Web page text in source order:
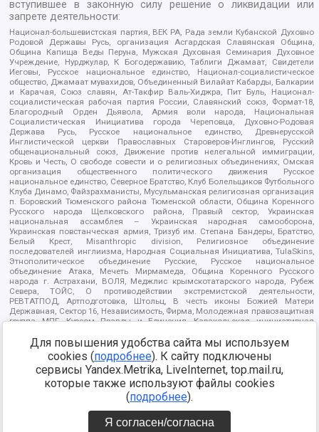
вступившее в законную силу решение о ликвидации или
запрете деятельности:
Национал-большевистская партия, ВЕК РА, Рада земли Кубанской Духовно
Родовой Державы Русь, организация Асгардская Славянская Община,
Община Капища Веды Перуна, Мужская Духовная Семинария Духовное
Учреждение, Нурджулар, К Богодержавию, Таблиги Джамаат, Свидетели
Иеговы, Русское национальное единство, Национал-социалистическое
общество, Джамаат мувахидов, Объединенный Вилайат Кабарды, Балкарии
и Карачая, Союз славян, Ат-Такфир Валь-Хиджра, Пит Буль, Национал-
социалистическая рабочая партия России, Славянский союз, Формат-18,
Благородный Орден Дьявола, Армия воли народа, Национальная
Социалистическая Инициатива города Череповца, Духовно-Родовая
Держава Русь, Русское национальное единство, Древнерусской
Инглистической церкви Православных Староверов-Инглингов, Русский
общенациональный союз, Движение против нелегальной иммиграции,
Кровь и Честь, О свободе совести и о религиозных объединениях, Омская
организация общественного политического движения Русское
национальное единство, Северное Братство, Клуб Болельщиков Футбольного
Клуба Динамо, Файзрахманисты, Мусульманская религиозная организация
п. Боровский Тюменского района Тюменской области, Община Коренного
Русского народа Щелковского района, Правый сектор, Украинская
национальная ассамблея – Украинская народная самооборона,
Украинская повстанческая армия, Тризуб им. Степана Бандеры, Братство,
Белый Крест, Misanthropic division, Религиозное объединение
последователей инглиизма, Народная Социальная Инициатива, TulaSkins,
Этнополитическое объединение Русские, Русское национальное
объединение Атака, Мечеть Мирмамеда, Община Коренного Русского
народа г. Астрахани, ВОЛЯ, Меджлис крымскотатарского народа, Рубеж
Севера, ТОЙС, О противодействии экстремистской деятельности,
РЕВТАТПОД, Артподготовка, Штольц, В честь иконы Божией Матери
Державная, Сектор 16, Независимость, Фирма, Молодежная правозащитная
группа МПГ, Курсом Правды и Единения, Каракольская инициативная
Благотворительный пансионат Ак Умут, Русская республика Русь,
Арестантское уголовное единство, Башкорт, Нация и свобода, W.H.С., Фалунь
Дафа, Иртыш Ultras, Русский Патриотический клуб-Новокузнецк/РПК,
Сибирский державный союз, Фонд борьбы с коррупцией, Фонд защиты прав
граждан, Штабы Навального, Совет граждан СССР Прикубанского округа г.
https://minjust.gov.ru/ru/documents/7822/
Для повышения удобства сайта мы используем
cookies (подробнее). К сайту подключены
сервисы Yandex.Metrika, LiveInternet, top.mail.ru,
которые также используют файлы cookies
(подробнее).
Я согласен/согласна